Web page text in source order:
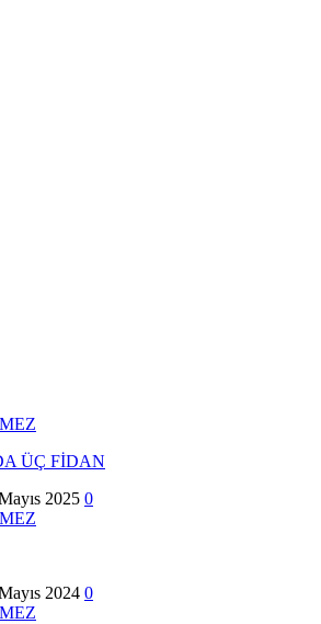
ÜÇ FİDAN
2025 0
2024 0